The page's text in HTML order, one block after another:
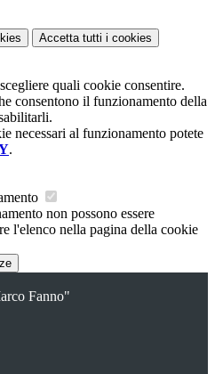
Accetta tutti i cookies
quali cookie consentire.
consentono il funzionamento della
necessari al funzionamento potete
.
non possono essere
l'elenco nella pagina della cookie
Fanno"